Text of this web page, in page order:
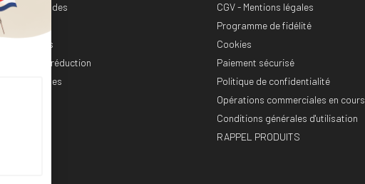
Commandes
Adresses
Bons de réduction
Mes alertes
CGV - Mentions légales
Programme de fidélité
Cookies
Paiement sécurisé
Politique de confidentialité
Opérations commerciales en cours
Conditions générales d'utilisation
RAPPEL PRODUITS